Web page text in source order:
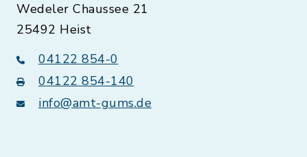
Wedeler Chaussee 21
25492 Heist
04122 854-0
04122 854-140
info@amt-gums.de